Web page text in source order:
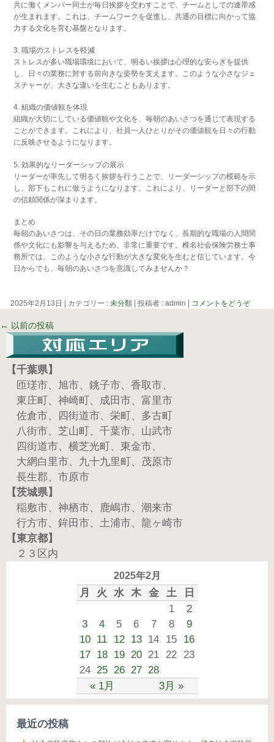
共に働くメンバー同士が毎日挨拶を交わすことで、チームとしての連帯感
が生まれます。これは、チームワークを促進し、共通の目標に向かって協
力する文化を育む基盤となります。
3. 職場のストレスを軽減
ストレスが多い職場環境において、明るい挨拶は心理的な安らぎを提供
し、日々の業務に対する前向きな姿勢を支えます。このような小さなジェ
スチャーが、大きな違いを生むこともあります。
4. 組織の価値観を体現
組織が大切にしている価値観や文化を、毎朝のあいさつを通じて表現する
ことができます。これにより、社員一人ひとりがその価値観を日々の行動
に反映させるようになります。
5. 効果的なリーダーシップの展示
リーダーが率先して明るく挨拶を行うことで、リーダーシップの模範を示
し、部下もこれに倣うようになります。これにより、リーダーと部下の間
の信頼関係が深まります。
まとめ
毎朝のあいさつは、その日の業務効率だけでなく、長期的な職場の人間関
係や文化にも影響を与えるため、非常に重要です。椎名社会保険労務士事
務所では、このような小さな行動が大きな変化を生むと信じています。今
日からでも、毎朝のあいさつを意識してみませんか？
2025年2月13日 カテゴリー :未分類 |投稿者 : admin コメントをどうぞ
← 以前の投稿
【千葉県】
匝瑳市、旭市、銚子市、香取市、
東庄町、神崎町、成田市、富里市
佐倉市、四街道市、栄町、多古町
八街市、芝山町、千葉市、山武市
四街道市、横芝光町、東金市、
大網白里市、九十九里町、茂原市
長生郡、市原市
【茨城県】
稲敷市、神栖市、鹿嶋市、潮来市
行方市、鉾田市、土浦市、龍ヶ崎市
【東京都】
２３区内
2025年2月
月 火 水 木 金 土 日
« 1月 3月 »
1
2
3
4 5 6 7 8
9
10 11 12 13 14 15 16
17 18 19 20 21 22 23
24 25 26 27 28
最近の投稿